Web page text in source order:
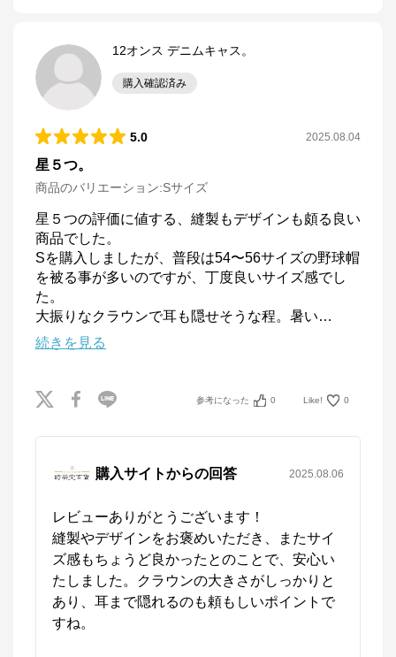
12オンス デニムキャス。
購入確認済み
5.0 2025.08.04
星５つ。
商品のバリエーション:Sサイズ
星５つの評価に値する、縫製もデザインも頗る良い
商品でした。
Sを購入しましたが、普段は54〜56サイズの野球帽
を被る事が多いのですが、丁度良いサイズ感でし
た。
大振りなクラウンで耳も隠せそうな程。暑い…
続きを見る
参考になった 0 Like! 0
購入サイトからの回答 2025.08.06
レビューありがとうございます！
縫製やデザインをお褒めいただき、またサイ
ズ感もちょうど良かったとのことで、安心い
たしました。クラウンの大きさがしっかりと
あり、耳まで隠れるのも頼もしいポイントで
すね。